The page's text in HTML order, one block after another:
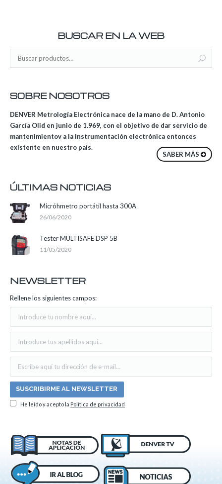
BUSCAR EN LA WEB
SOBRE NOSOTROS
DENVER Metrología Electrónica nace de la mano de D. Antonio
García Olid en junio de 1.969, con el objetivo de dar servicio de
mantenimientov a la instrumentación electrónica entonces
existente en nuestro país.
SABER MÁS
ÚLTIMAS NOTICIAS
Micróhmetro portátil hasta 300A
26/06/2020
Tester MULTISAFE DSP 5B
11/05/2020
NEWSLETTER
Rellene los siguientes campos:
He leído y acepto la Política de privacidad